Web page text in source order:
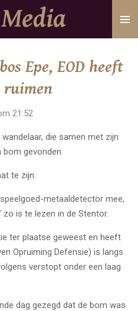
Epe, EOD heeft
ruimen
21:52
die samen met zijn
bom gevonden.
te zijn.
metaaldetector mee,
is te lezen in de Stentor.
ter plaatse geweest en heeft
Opruiming Defensie) is langs
verstopt onder een laag
dag gezegd dat de bom was